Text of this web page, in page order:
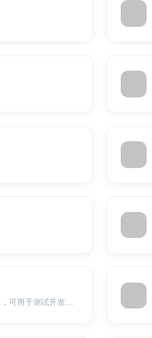
模拟搜索引擎的蜘蛛UA访问指定网址，可用于测试开发使用。